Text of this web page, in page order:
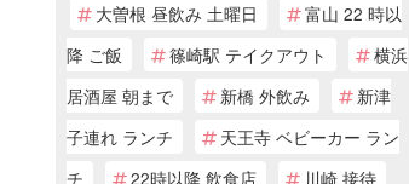
大曽根 昼飲み 土曜日
富山 22 時以
降 ご飯
篠崎駅 テイクアウト
横浜
居酒屋 朝まで
新橋 外飲み
新津
子連れ ランチ
天王寺 ベビーカー ラン
チ
22時以降 飲食店
川崎 接待